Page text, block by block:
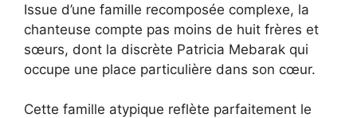
Issue d’une famille recomposée complexe, la
chanteuse compte pas moins de huit frères et
sœurs, dont la discrète Patricia Mebarak qui
occupe une place particulière dans son cœur.
Cette famille atypique reflète parfaitement le